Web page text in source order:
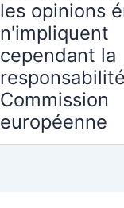
les opinions
n'impliquent
cependant la
Commission
européenne